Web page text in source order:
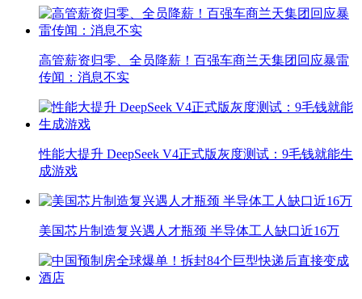
高管薪资归零、全员降薪！百强车商兰天集团回应暴雷
传闻：消息不实
性能大提升 DeepSeek V4正式版灰度测试：9毛钱就能生
成游戏
美国芯片制造复兴遇人才瓶颈 半导体工人缺口近16万